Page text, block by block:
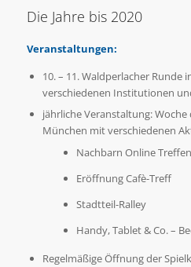
Die Jahre bis 2020
Veranstaltungen:
10. – 11. Waldperlacher Runde
verschiedenen Institutionen
jährliche Veranstaltung:
München mit verschiedenen
Nachbarn Online Treffen
Eröffnung Cafè-Treff
Stadtteil-Ralley
Handy, Tablet & Co. –
Regelmäßige Öffnung der